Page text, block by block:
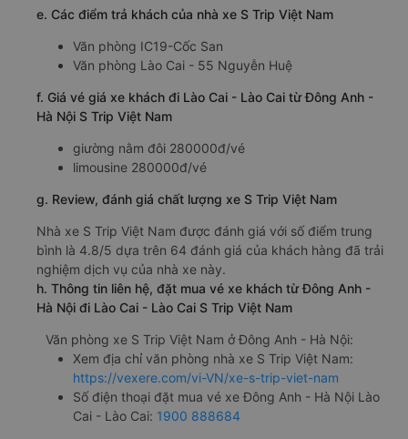
e. Các điểm trả khách của nhà xe S Trip Việt Nam
Văn phòng IC19-Cốc San
Văn phòng Lào Cai - 55 Nguyễn Huệ
f. Giá vé giá xe khách đi Lào Cai - Lào Cai từ Đông Anh -
Hà Nội S Trip Việt Nam
giường nằm đôi 280000đ/vé
limousine 280000đ/vé
g. Review, đánh giá chất lượng xe S Trip Việt Nam
Nhà xe S Trip Việt Nam được đánh giá với số điểm trung
bình là 4.8/5 dựa trên 64 đánh giá của khách hàng đã trải
nghiệm dịch vụ của nhà xe này.
h. Thông tin liên hệ, đặt mua vé xe khách từ Đông Anh -
Hà Nội đi Lào Cai - Lào Cai S Trip Việt Nam
Văn phòng xe S Trip Việt Nam ở Đông Anh - Hà Nội:
Xem địa chỉ văn phòng nhà xe S Trip Việt Nam:
https://vexere.com/vi-VN/xe-s-trip-viet-nam
Số điện thoại đặt mua vé xe Đông Anh - Hà Nội Lào
Cai - Lào Cai: 1900 888684